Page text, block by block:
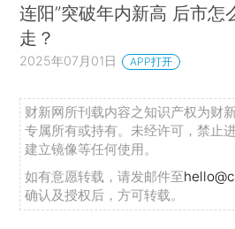
连阳”突破年内新高 后市怎
走？
2025年07月01日 APP打开
财新网所刊载内容之知识产权为财
专属所有或持有。未经许可，禁止
建立镜像等任何使用。
如有意愿转载，请发邮件至
确认及授权后，方可转载。